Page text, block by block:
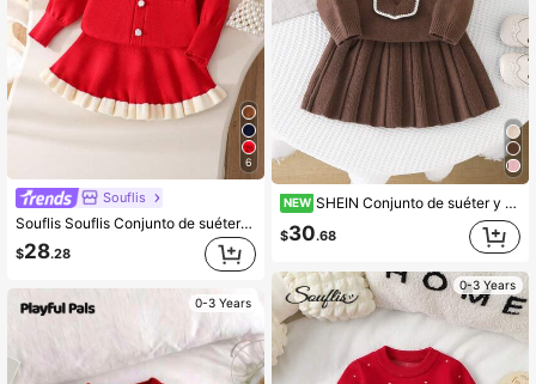
6
Souflis
Souflis Souflis Conjunto de suéter y falda para niñas, suéter de punto con volantes y lazo 3D y falda a juego, conjunto de 2 piezas de estilo casual y elegante, cárdigan holgado de punto + falda corta, conjunto de suéter de manga larga, adecuado para uso diario, viajes y salidas en otoño/invierno
$28.28
0-3 Years
NEW SHEIN Conjunto de suéter y falda plisada con lazo versátil y lindo para niña bebé, conjunto de ropa exterior
$30.68
0-3 Years